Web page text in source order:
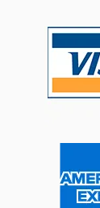
40%